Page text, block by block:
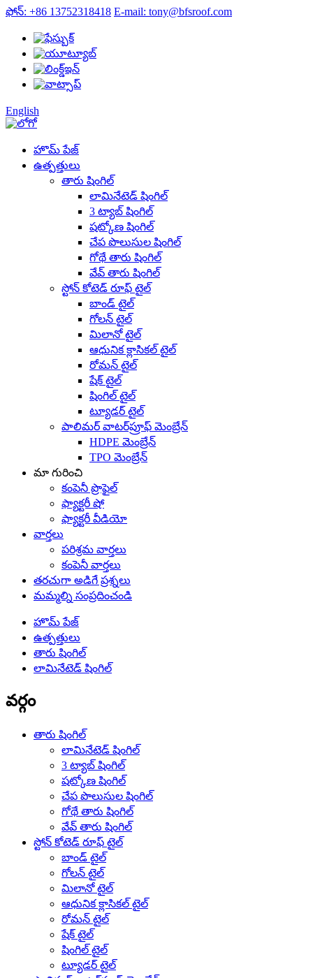
ఫోన్: +86 13752318418 E-mail: tony@bfsroof.com
English
హొమ్ పేజ్
ఉత్పత్తులు
తారు షింగిల్
లామినేటెడ్ షింగిల్
3 ట్యాబ్ షింగిల్
షట్కోణ షింగిల్
చేప పొలుసుల షింగిల్
గోథే తారు షింగిల్
వేవ్ తారు షింగిల్
స్టోన్ కోటెడ్ రూఫ్ టైల్
బాండ్ టైల్
గోలన్ టైల్
మిలానో టైల్
ఆధునిక క్లాసికల్ టైల్
రోమన్ టైల్
షేక్ టైల్
షింగిల్ టైల్
ట్యూడర్ టైల్
పాలిమర్ వాటర్‌ప్రూఫ్ మెంబ్రేన్
HDPE మెంబ్రేన్
TPO మెంబ్రేన్
మా గురించి
కంపెనీ ప్రొఫైల్
ఫ్యాక్టరీ షో
ఫ్యాక్టరీ వీడియో
వార్తలు
పరిశ్రమ వార్తలు
కంపెనీ వార్తలు
తరచుగా అడిగే ప్రశ్నలు
మమ్మల్ని సంప్రదించండి
హొమ్ పేజ్
ఉత్పత్తులు
తారు షింగిల్
లామినేటెడ్ షింగిల్
వర్గం
తారు షింగిల్
లామినేటెడ్ షింగిల్
3 ట్యాబ్ షింగిల్
షట్కోణ షింగిల్
చేప పొలుసుల షింగిల్
గోథే తారు షింగిల్
వేవ్ తారు షింగిల్
స్టోన్ కోటెడ్ రూఫ్ టైల్
బాండ్ టైల్
గోలన్ టైల్
మిలానో టైల్
ఆధునిక క్లాసికల్ టైల్
రోమన్ టైల్
షేక్ టైల్
షింగిల్ టైల్
ట్యూడర్ టైల్